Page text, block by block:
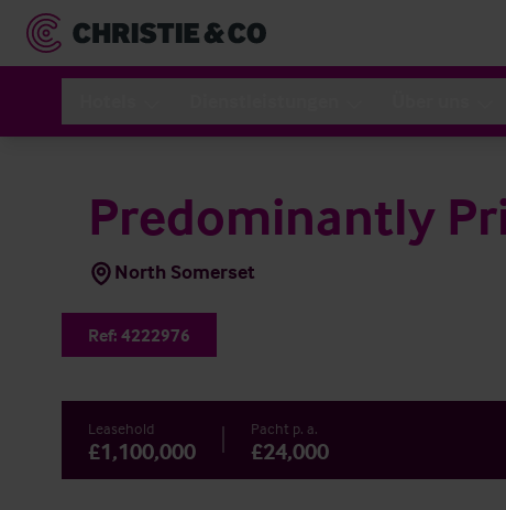
Predominantly
North Somerset
Ref: 4222976
Leasehold
£1,100,000
Pacht p. a.
£24,000